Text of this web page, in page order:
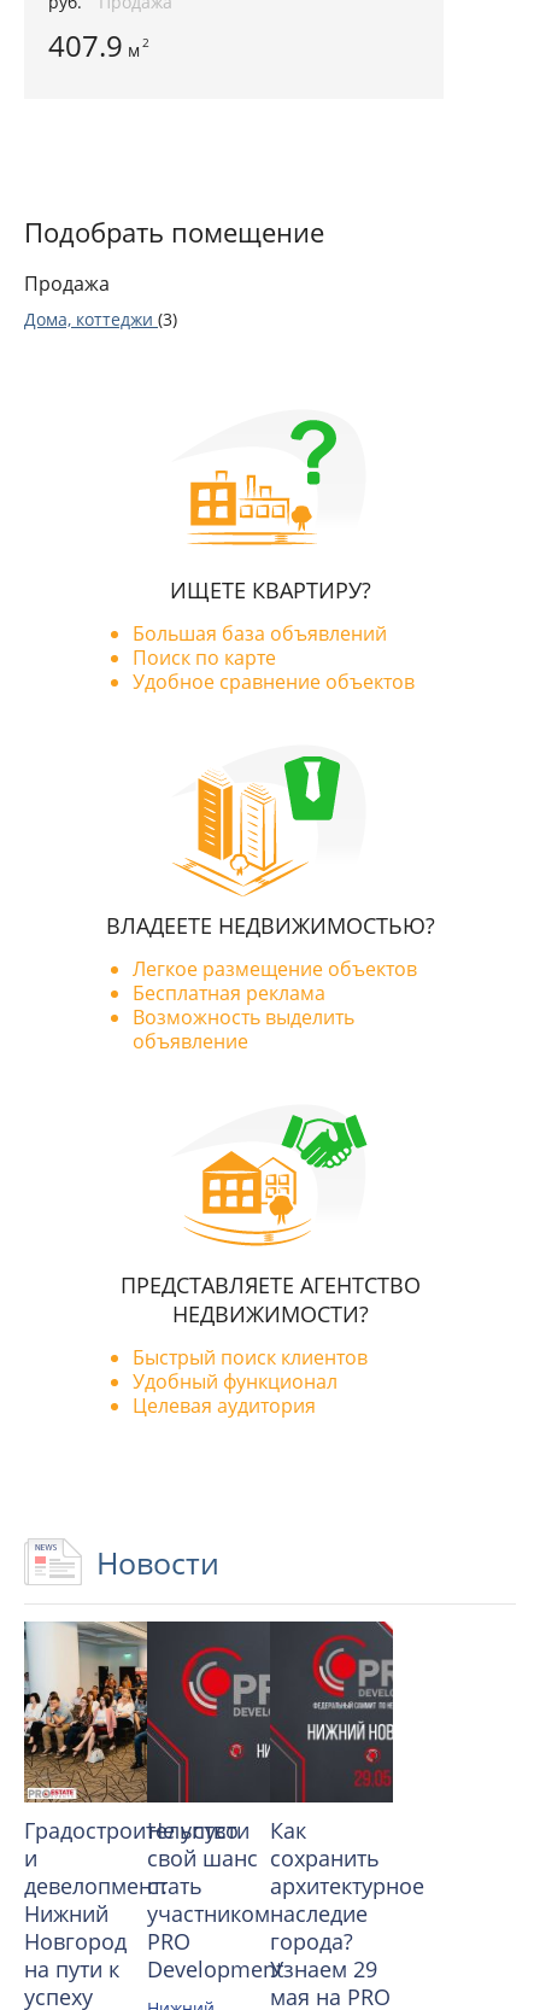
407.9 м 2
Подобрать помещение
Продажа
Дома, коттеджи (3)
ИЩЕТЕ КВАРТИРУ?
Большая база объявлений
Поиск по карте
Удобное сравнение объектов
ВЛАДЕЕТЕ НЕДВИЖИМОСТЬЮ?
Легкое размещение объектов
Бесплатная реклама
Возможность выделить
объявление
ПРЕДСТАВЛЯЕТЕ АГЕНТСТВО
НЕДВИЖИМОСТИ?
Быстрый поиск клиентов
Удобный функционал
Целевая аудитория
Новости
Градостроительство
и
девелопмент:
Нижний
Новгород
на пути к
успеху
Не упусти
свой шанс
стать
участником
PRO
Development
Как
сохранить
архитектурное
наследие
города?
Узнаем 29
мая на PRO